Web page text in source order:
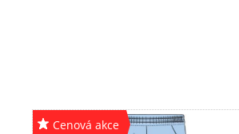
Cenová akce